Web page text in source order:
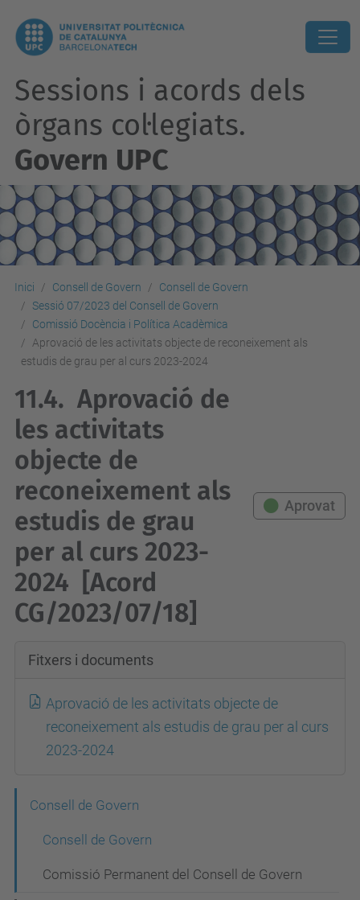
Sessions i acords dels
òrgans col·legiats.
Govern UPC
Inici Consell de Govern
Consell de Govern
Sessió 07/2023 del Consell de Govern
Comissió Docència i Política Acadèmica
Aprovació de les activitats objecte de reconeixement als
estudis de grau per al curs 2023-2024
11.4. Aprovació de
les activitats
objecte de
reconeixement als
estudis de grau
per al curs 2023-
2024
[Acord
CG/2023/07/18]
Aprovat
Fitxers i documents
Aprovació de les activitats objecte de
reconeixement als estudis de grau per al curs
2023-2024
e
Consell de Govern
Consell de Govern
Comissió Permanent del Consell de Govern